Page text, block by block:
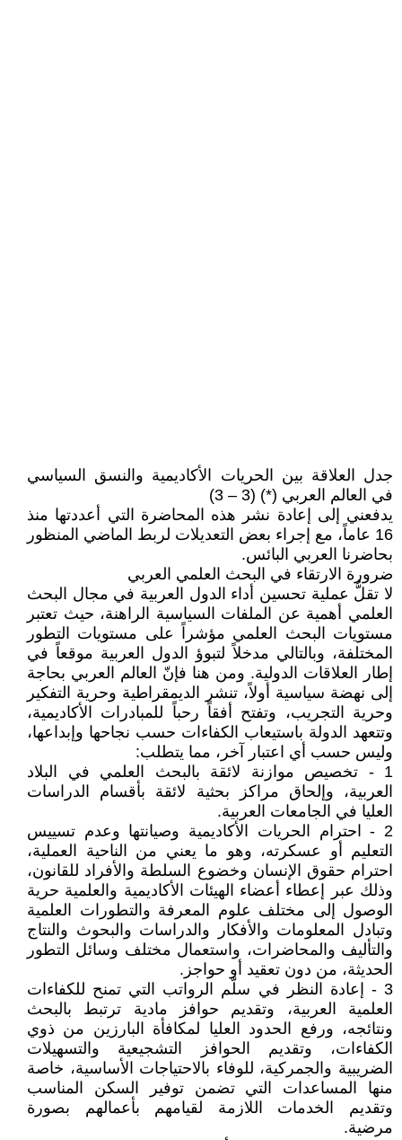
جدل العلاقة بين الحريات الأكاديمية والنسق السياسي
في العالم العربي (*) (3 – 3)
يدفعني إلى إعادة نشر هذه المحاضرة التي أعددتها منذ
16 عاماً، مع إجراء بعض التعديلات لربط الماضي المنظور
بحاضرنا العربي البائس.
ضرورة الارتقاء في البحث العلمي العربي
لا تقلُّ عملية تحسين أداء الدول العربية في مجال البحث
العلمي أهمية عن الملفات السياسية الراهنة، حيث تعتبر
مستويات البحث العلمي مؤشراً على مستويات التطور
المختلفة، وبالتالي مدخلاً لتبوؤ الدول العربية موقعاً في
إطار العلاقات الدولية. ومن هنا فإنّ العالم العربي بحاجة
إلى نهضة سياسية أولاً، تنشر الديمقراطية وحرية التفكير
وحرية التجريب، وتفتح أفقاً رحباً للمبادرات الأكاديمية،
وتتعهد الدولة باستيعاب الكفاءات حسب نجاحها وإبداعها،
وليس حسب أي اعتبار آخر، مما يتطلب:
1 - تخصيص موازنة لائقة بالبحث العلمي في البلاد
العربية، وإلحاق مراكز بحثية لائقة بأقسام الدراسات
العليا في الجامعات العربية.
2 - احترام الحريات الأكاديمية وصيانتها وعدم تسييس
التعليم أو عسكرته، وهو ما يعني من الناحية العملية،
احترام حقوق الإنسان وخضوع السلطة والأفراد للقانون،
وذلك عبر إعطاء أعضاء الهيئات الأكاديمية والعلمية حرية
الوصول إلى مختلف علوم المعرفة والتطورات العلمية
وتبادل المعلومات والأفكار والدراسات والبحوث والنتاج
والتأليف والمحاضرات، واستعمال مختلف وسائل التطور
الحديثة، من دون تعقيد أو حواجز.
3 - إعادة النظر في سلّم الرواتب التي تمنح للكفاءات
العلمية العربية، وتقديم حوافز مادية ترتبط بالبحث
ونتائجه، ورفع الحدود العليا لمكافأة البارزين من ذوي
الكفاءات، وتقديم الحوافز التشجيعية والتسهيلات
الضريبية والجمركية، للوفاء بالاحتياجات الأساسية، خاصة
منها المساعدات التي تضمن توفير السكن المناسب
وتقديم الخدمات اللازمة لقيامهم بأعمالهم بصورة
مرضية.